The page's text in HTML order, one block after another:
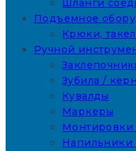
Шланги
Подъемное
Крюки,
Ручной
Зубила /
Кувалды
Маркеры
Монтировки
Напильники